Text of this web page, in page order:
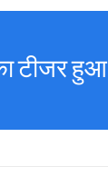
टीजर हुआ